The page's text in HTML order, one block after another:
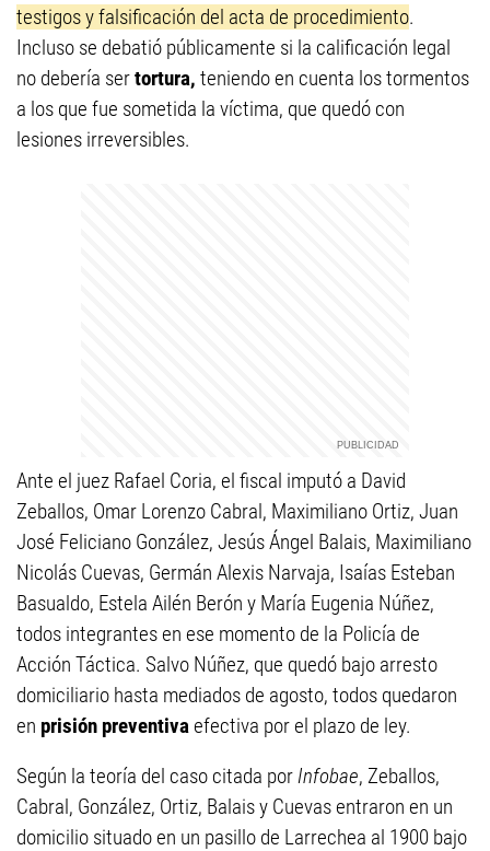
testigos y falsificación del acta de procedimiento.
Incluso se debatió públicamente si la calificación legal
no debería sertortura, teniendo en cuenta los tormentos
a los que fue sometida la víctima, que quedó con
lesiones irreversibles.
Ante el juez Rafael Coria, el fiscal imputó a David
Zeballos, Omar Lorenzo Cabral, Maximiliano Ortiz, Juan
José Feliciano González, Jesús Ángel Balais, Maximiliano
Nicolás Cuevas, Germán Alexis Narvaja, Isaías Esteban
Basualdo, Estela Ailén Berón y María Eugenia Núñez,
todos integrantes en ese momento de la Policía de
Acción Táctica. Salvo Núñez, que quedó bajo arresto
domiciliario hasta mediados de agosto, todos quedaron
en prisión preventivaefectiva por el plazo de ley.
Según la teoría del caso citada porInfobae, Zeballos,
Cabral, González, Ortiz, Balais y Cuevas entraron en un
domicilio situado en un pasillo de Larrechea al 1900 bajo